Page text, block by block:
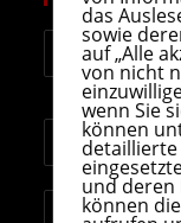
Richrath
Telefon:
+49
Email:
das
sowie
auf „Alle
von nicht
wenn Sie
können
und deren
können